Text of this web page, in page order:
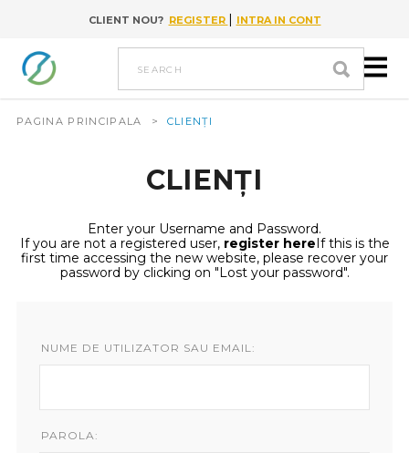
Go to content
CLIENT NOU? REGISTER | INTRA IN CONT
search
PAGINA PRINCIPALA > CLIENȚI
CLIENȚI
Enter your Username and Password.
If you are not a registered user, register hereIf this is the
first time accessing the new website, please recover your
password by clicking on "Lost your password".
NUME DE UTILIZATOR SAU EMAIL:
PAROLA: